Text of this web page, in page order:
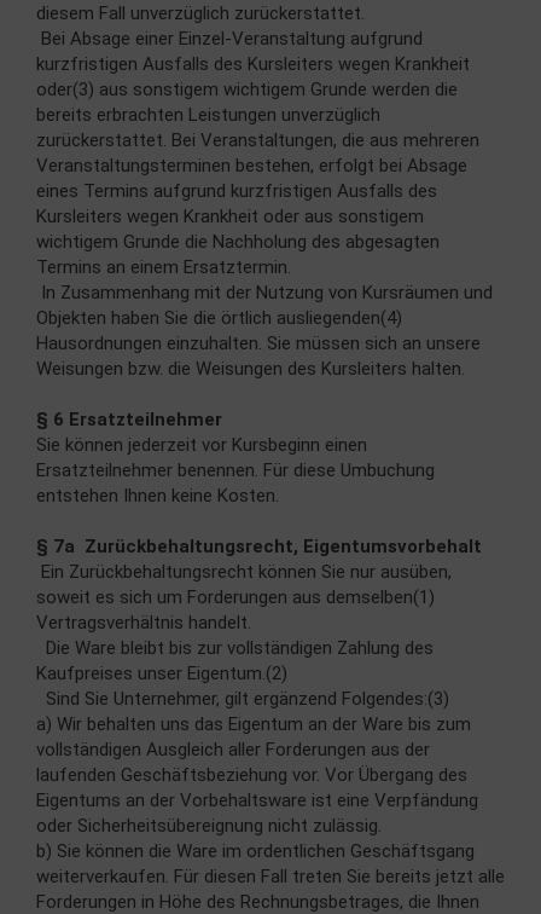
diesem Fall unverzüglich zurückerstattet.
Bei Absage einer Einzel-Veranstaltung aufgrund
kurzfristigen Ausfalls des Kursleiters wegen Krankheit
oder(3) aus sonstigem wichtigem Grunde werden die
bereits erbrachten Leistungen unverzüglich
zurückerstattet. Bei Veranstaltungen, die aus mehreren
Veranstaltungsterminen bestehen, erfolgt bei Absage
eines Termins aufgrund kurzfristigen Ausfalls des
Kursleiters wegen Krankheit oder aus sonstigem
wichtigem Grunde die Nachholung des abgesagten
Termins an einem Ersatztermin.
In Zusammenhang mit der Nutzung von Kursräumen und
Objekten haben Sie die örtlich ausliegenden(4)
Hausordnungen einzuhalten. Sie müssen sich an unsere
Weisungen bzw. die Weisungen des Kursleiters halten.
§ 6 Ersatzteilnehmer
Sie können jederzeit vor Kursbeginn einen
Ersatzteilnehmer benennen. Für diese Umbuchung
entstehen Ihnen keine Kosten.
§ 7a Zurückbehaltungsrecht, Eigentumsvorbehalt
Ein Zurückbehaltungsrecht können Sie nur ausüben,
soweit es sich um Forderungen aus demselben(1)
Vertragsverhältnis handelt.
Die Ware bleibt bis zur vollständigen Zahlung des
Kaufpreises unser Eigentum.(2)
Sind Sie Unternehmer, gilt ergänzend Folgendes:(3)
a) Wir behalten uns das Eigentum an der Ware bis zum
vollständigen Ausgleich aller Forderungen aus der
laufenden Geschäftsbeziehung vor. Vor Übergang des
Eigentums an der Vorbehaltsware ist eine Verpfändung
oder Sicherheitsübereignung nicht zulässig.
b) Sie können die Ware im ordentlichen Geschäftsgang
weiterverkaufen. Für diesen Fall treten Sie bereits jetzt alle
Forderungen in Höhe des Rechnungsbetrages, die Ihnen